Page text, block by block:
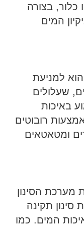
כלור, בצורה
המים
למניעת
שעלולים
באיכות
רובוטים
ומטאטאים
מערכת הסינון
תקינה
המים. כמו